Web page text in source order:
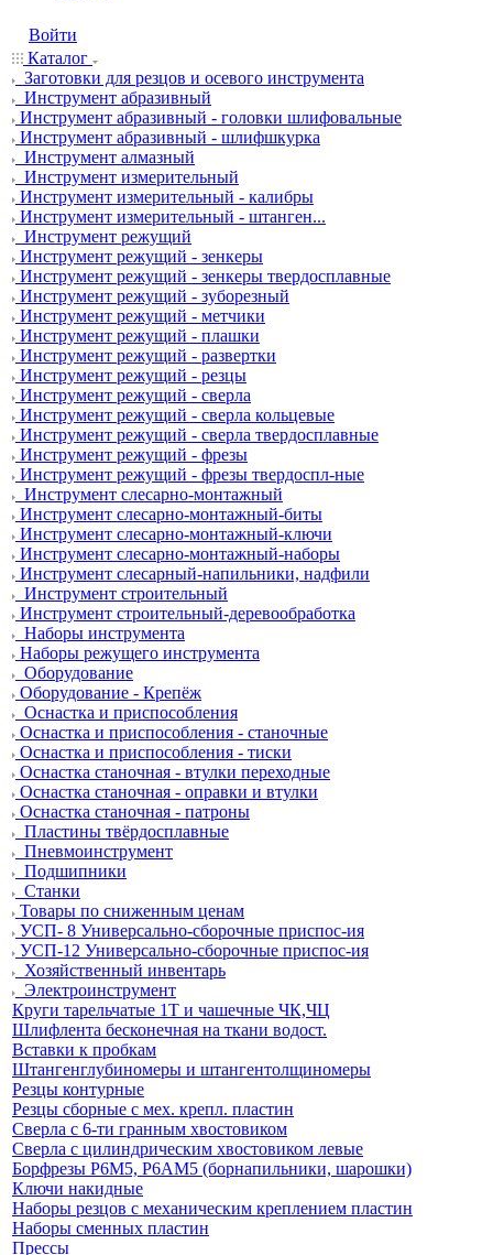
Войти
Каталог
Заготовки для резцов и осевого инструмента
Инструмент абразивный
Инструмент абразивный - головки шлифовальные
Инструмент абразивный - шлифшкурка
Инструмент алмазный
Инструмент измерительный
Инструмент измерительный - калибры
Инструмент измерительный - штанген...
Инструмент режущий
Инструмент режущий - зенкеры
Инструмент режущий - зенкеры твердосплавные
Инструмент режущий - зуборезный
Инструмент режущий - метчики
Инструмент режущий - плашки
Инструмент режущий - развертки
Инструмент режущий - резцы
Инструмент режущий - сверла
Инструмент режущий - сверла кольцевые
Инструмент режущий - сверла твердосплавные
Инструмент режущий - фрезы
Инструмент режущий - фрезы твердоспл-ные
Инструмент слесарно-монтажный
Инструмент слесарно-монтажный-биты
Инструмент слесарно-монтажный-ключи
Инструмент слесарно-монтажный-наборы
Инструмент слесарный-напильники, надфили
Инструмент строительный
Инструмент строительный-деревообработка
Наборы инструмента
Наборы режущего инструмента
Оборудование
Оборудование - Крепёж
Оснастка и приспособления
Оснастка и приспособления - станочные
Оснастка и приспособления - тиски
Оснастка станочная - втулки переходные
Оснастка станочная - оправки и втулки
Оснастка станочная - патроны
Пластины твёрдосплавные
Пневмоинструмент
Подшипники
Станки
Товары по сниженным ценам
УСП- 8 Универсально-сборочные приспос-ия
УСП-12 Универсально-сборочные приспос-ия
Хозяйственный инвентарь
Электроинструмент
Круги тарельчатые 1Т и чашечные ЧК,ЧЦ
Шлифлента бесконечная на ткани водост.
Вставки к пробкам
Штангенглубиномеры и штангентолщиномеры
Резцы контурные
Резцы сборные с мех. крепл. пластин
Сверла с 6-ти гранным хвостовиком
Сверла с цилиндрическим хвостовиком левые
Борфрезы Р6М5, Р6АМ5 (борнапильники, шарошки)
Ключи накидные
Наборы резцов с механическим креплением пластин
Наборы сменных пластин
Прессы